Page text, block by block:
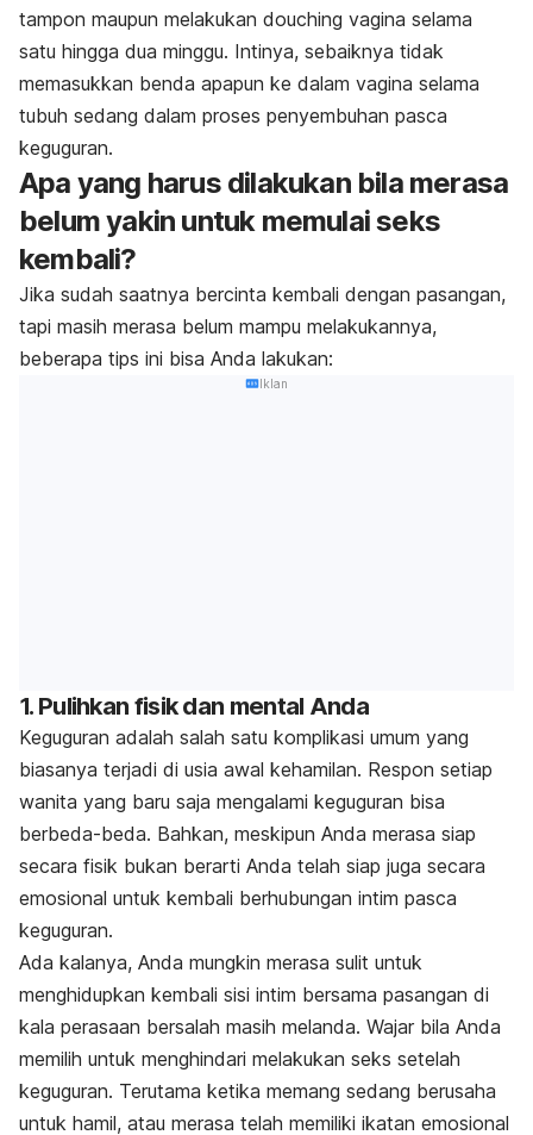
tampon maupun melakukan douching vagina selama
satu hingga dua minggu. Intinya, sebaiknya tidak
memasukkan benda apapun ke dalam vagina selama
tubuh sedang dalam proses penyembuhan pasca
keguguran.
Apa yang harus dilakukan bila merasa
belum yakin untuk memulai seks
kembali?
Jika sudah saatnya bercinta kembali dengan pasangan,
tapi masih merasa belum mampu melakukannya,
beberapa tips ini bisa Anda lakukan:
Iklan
1. Pulihkan fisik dan mental Anda
Keguguran adalah salah satu komplikasi umum yang
biasanya terjadi di usia awal kehamilan. Respon setiap
wanita yang baru saja mengalami keguguran bisa
berbeda-beda. Bahkan, meskipun Anda merasa siap
secara fisik bukan berarti Anda telah siap juga secara
emosional untuk kembali berhubungan intim pasca
keguguran.
Ada kalanya, Anda mungkin merasa sulit untuk
menghidupkan kembali sisi intim bersama pasangan di
kala perasaan bersalah masih melanda. Wajar bila Anda
memilih untuk menghindari melakukan seks setelah
keguguran. Terutama ketika memang sedang berusaha
untuk hamil, atau merasa telah memiliki ikatan emosional